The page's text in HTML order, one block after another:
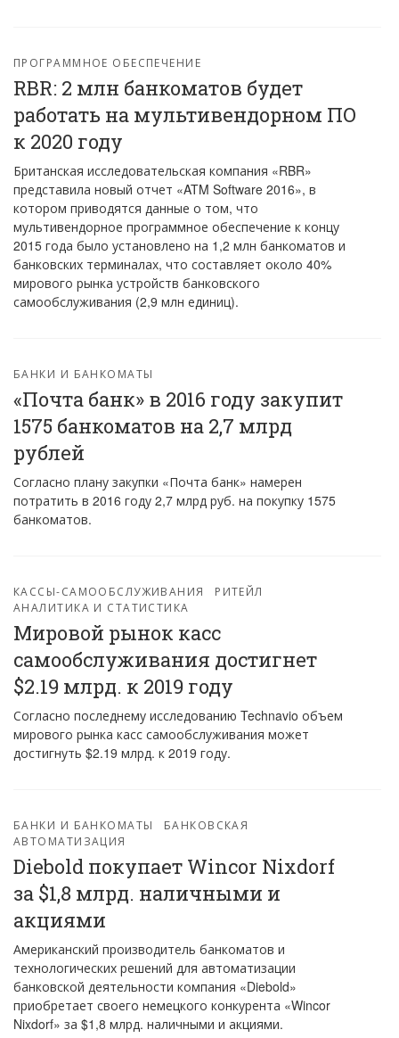
ПРОГРАММНОЕ ОБЕСПЕЧЕНИЕ
RBR: 2 млн банкоматов будет
работать на мультивендорном ПО
к 2020 году
Британская исследовательская компания «RBR»
представила новый отчет «ATM Software 2016», в
котором приводятся данные о том, что
мультивендорное программное обеспечение к концу
2015 года было установлено на 1,2 млн банкоматов и
банковских терминалах, что составляет около 40%
мирового рынка устройств банковского
самообслуживания (2,9 млн единиц).
БАНКИ И БАНКОМАТЫ
«Почта банк» в 2016 году закупит
1575 банкоматов на 2,7 млрд
рублей
Согласно плану закупки «Почта банк» намерен
потратить в 2016 году 2,7 млрд руб. на покупку 1575
банкоматов.
КАССЫ-САМООБСЛУЖИВАНИЯ
РИТЕЙЛ
АНАЛИТИКА И СТАТИСТИКА
Мировой рынок касс
самообслуживания достигнет
$2.19 млрд. к 2019 году
Согласно последнему исследованию Technavio объем
мирового рынка касс самообслуживания может
достигнуть $2.19 млрд. к 2019 году.
БАНКИ И БАНКОМАТЫ
БАНКОВСКАЯ
АВТОМАТИЗАЦИЯ
Diebold покупает Wincor Nixdorf
за $1,8 млрд. наличными и
акциями
Американский производитель банкоматов и
технологических решений для автоматизации
банковской деятельности компания «Diebold»
приобретает своего немецкого конкурента «Wincor
Nixdorf» за $1,8 млрд. наличными и акциями.